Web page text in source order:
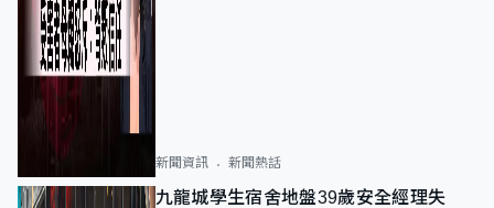
新聞資訊 新聞熱話
九龍城學生宿舍地盤39歲安全經理失